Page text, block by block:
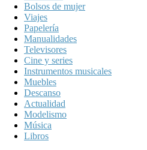
Bolsos de mujer
Viajes
Papelería
Manualidades
Televisores
Cine y series
Instrumentos musicales
Muebles
Descanso
Actualidad
Modelismo
Música
Libros